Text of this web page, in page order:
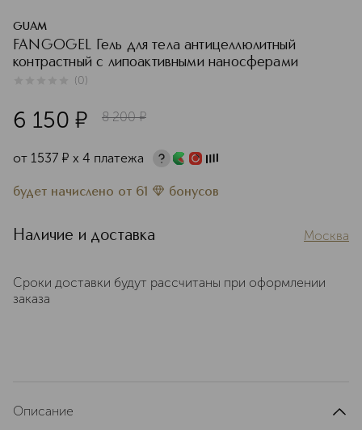
GUAM
FANGOGEL Гель для тела антицеллюлитный
контрастный с липоактивными наносферами
(0)
6 150 ¤ 8 200 ¤
от 1537 ¤ х 4 платежа
будет начислено от 61 бонусов
Наличие и доставка Москва
Сроки доставки будут рассчитаны при оформлении
заказа
Описание